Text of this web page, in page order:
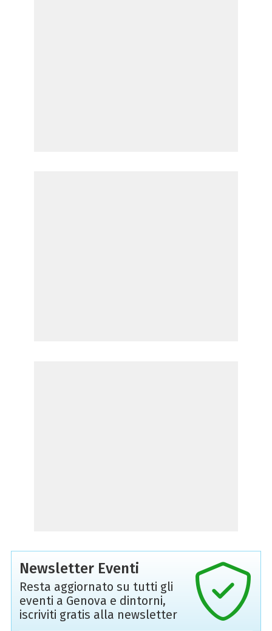
Newsletter Eventi
Resta aggiornato su tutti gli
eventi a Genova e dintorni,
iscriviti gratis alla newsletter